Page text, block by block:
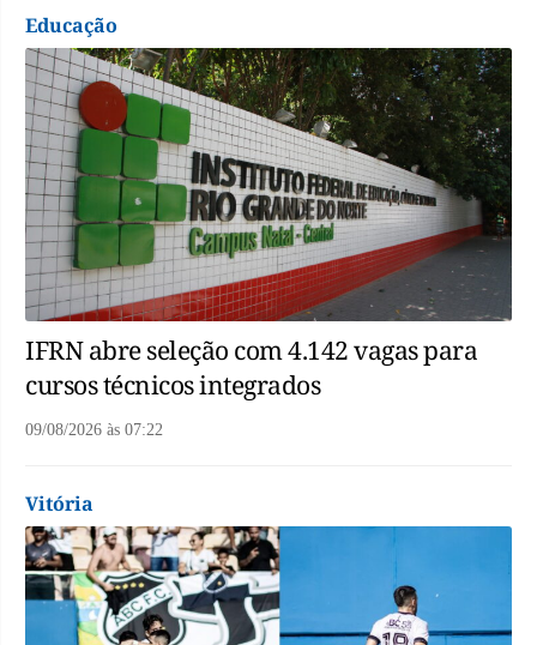
Educação
IFRN abre seleção com 4.142 vagas para
cursos técnicos integrados
09/08/2026 às 07:22
Vitória